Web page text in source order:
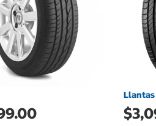
Llantas